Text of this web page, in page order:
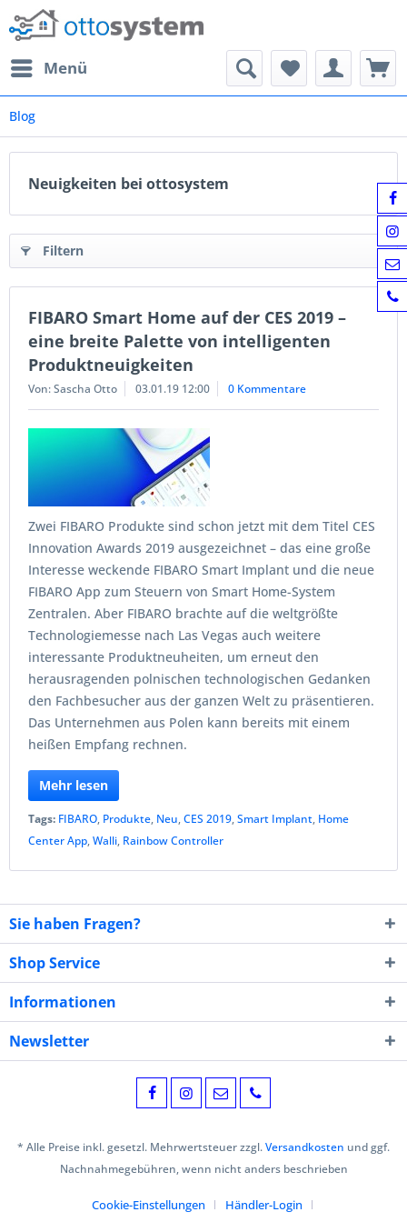
Menü
Blog
Neuigkeiten bei ottosystem
Filtern
FIBARO Smart Home auf der CES 2019 –
eine breite Palette von intelligenten
Produktneuigkeiten
Von: Sascha Otto 03.01.19 12:00 0 Kommentare
Zwei FIBARO Produkte sind schon jetzt mit dem Titel CES
Innovation Awards 2019 ausgezeichnet – das eine große
Interesse weckende FIBARO Smart Implant und die neue
FIBARO App zum Steuern von Smart Home-System
Zentralen. Aber FIBARO brachte auf die weltgrößte
Technologiemesse nach Las Vegas auch weitere
interessante Produktneuheiten, um erneut den
herausragenden polnischen technologischen Gedanken
den Fachbesucher aus der ganzen Welt zu präsentieren.
Das Unternehmen aus Polen kann bereits mit einem
heißen Empfang rechnen.
Mehr lesen
Tags: FIBARO, Produkte, Neu,CES 2019,Smart Implant, Home
Center App,Walli, Rainbow Controller
Sie haben Fragen?
Shop Service
Informationen
Newsletter
* Alle Preise inkl. gesetzl. Mehrwertsteuer zzgl.Versandkosten und ggf.
Nachnahmegebühren, wenn nicht anders beschrieben
Cookie-Einstellungen Händler-Login